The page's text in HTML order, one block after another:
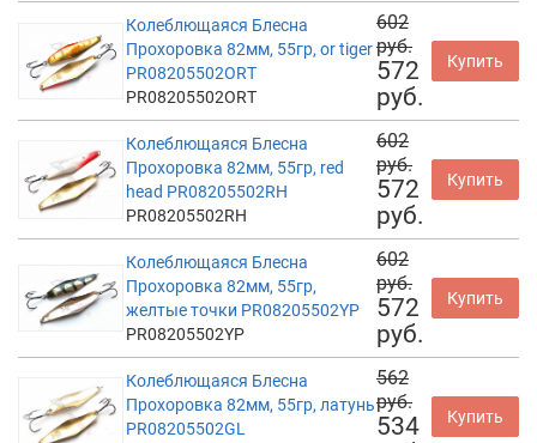
Колеблющаяся Блесна
Прохоровка 82мм, 55гр, or tiger
PR08205502ORT
PR08205502ORT
602
руб.
572
руб.
Купить
Колеблющаяся Блесна
Прохоровка 82мм, 55гр, red
head PR08205502RH
PR08205502RH
602
руб.
572
руб.
Купить
Колеблющаяся Блесна
Прохоровка 82мм, 55гр,
желтые точки PR08205502YP
PR08205502YP
602
руб.
572
руб.
Купить
Колеблющаяся Блесна
Прохоровка 82мм, 55гр, латунь
PR08205502GL
562
руб.
534
Купить